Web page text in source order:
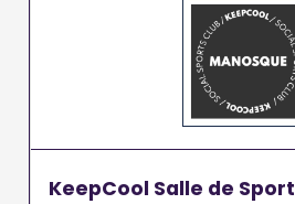
KeepCool Salle de Sport